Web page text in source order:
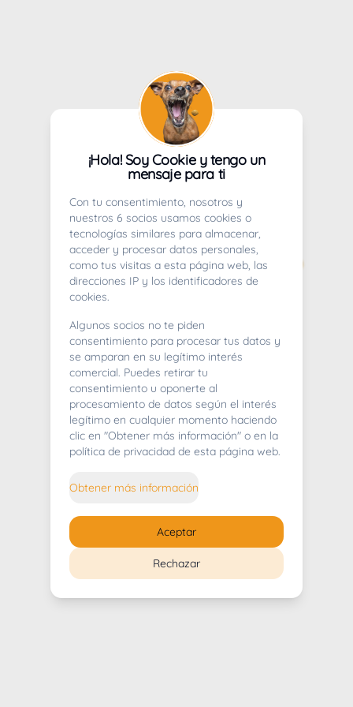
404
Whoops! Lo sentimos mucho.
¡Hola! Soy Cookie y tengo un
mensaje para ti
Con tu consentimiento, nosotros y
nuestros 6 socios usamos cookies o
tecnologías similares para almacenar,
acceder y procesar datos personales,
como tus visitas a esta página web, las
direcciones IP y los identificadores de
cookies.
Algunos socios no te piden
consentimiento para procesar tus datos y
se amparan en su legítimo interés
comercial. Puedes retirar tu
consentimiento u oponerte al
procesamiento de datos según el interés
legítimo en cualquier momento haciendo
clic en "Obtener más información" o en la
política de privacidad de esta página web.
Obtener más información
Rechazar
Aceptar